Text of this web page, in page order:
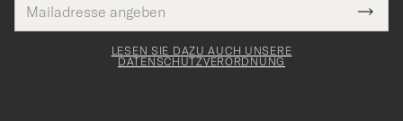
Mail
Adresse
Tack
för
LESEN SIE DAZU AUCH UNSERE
DATENSCHUTZVERORDNUNG